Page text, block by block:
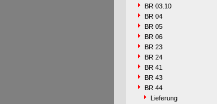
BR 03.10
BR 04
BR 05
BR 06
BR 23
BR 24
BR 41
BR 43
BR 44
Lieferung